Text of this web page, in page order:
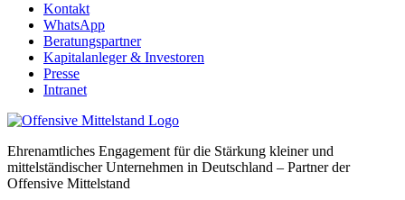
Kontakt
WhatsApp
Beratungspartner
Kapitalanleger & Investoren
Presse
Intranet
Ehrenamtliches Engagement für die Stärkung kleiner und
mittelständischer Unternehmen in Deutschland – Partner der
Offensive Mittelstand